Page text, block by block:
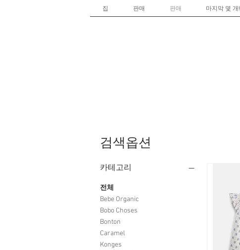
집 판매 판매 마지막 몇 개!
검색옵션
카테고리
전체
Bebe Organic
Bobo Choses
Bonton
Caramel
Konges